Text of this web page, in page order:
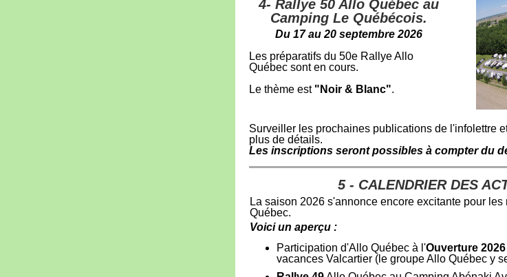
4- Rallye 50 Allo Québec au
Camping Le Québécois.
Du 17 au 20 septembre 2026
Les préparatifs du 50e Rallye Allo
Québec sont en cours.
Le thème est "Noir & Blanc".
Surveiller les prochaines publications de l'infolettre
plus de détails.
Les inscriptions seront possibles à compter du
5- CALENDRIER DES
La saison 2026 s'annonce encore excitante pour
Québec.
Voici un aperçu :
Participation d'Allo Québec à l'Ouverture
vacances Valcartier (le groupe Allo Québec y